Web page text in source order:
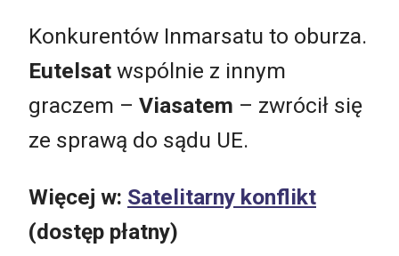
Konkurentów Inmarsatu to oburza.
Eutelsat wspólnie z innym
graczem – Viasatem – zwrócił się
ze sprawą do sądu UE.
Więcej w: Satelitarny konflikt
(dostęp płatny)